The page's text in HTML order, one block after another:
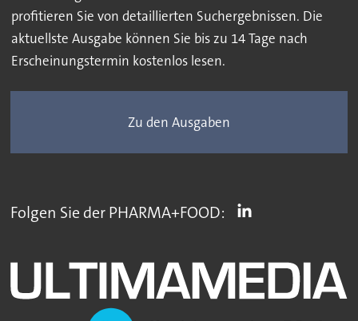
profitieren Sie von detaillierten Suchergebnissen. Die
aktuellste Ausgabe können Sie bis zu 14 Tage nach
Erscheinungstermin kostenlos lesen.
Zu den Ausgaben
Folgen Sie der PHARMA+FOOD: